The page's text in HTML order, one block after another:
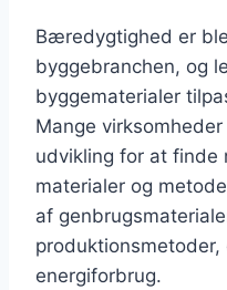
Bæredygtighed er
byggebranchen, og
byggematerialer
Mange
udvikling for at finde
materialer og
af
energiforbrug.